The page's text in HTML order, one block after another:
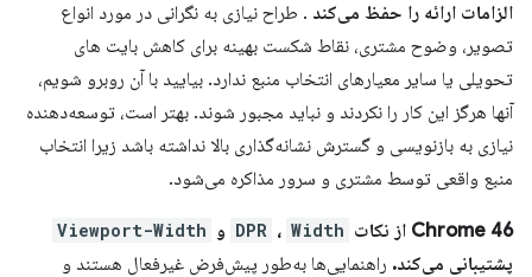
الزامات ارائه را حفظ می‌کند . طراح نیازی به نگرانی در مورد انواع
تصویر، وضوح مشتری، نقاط شکست بهینه برای کاهش بایت های
تحویلی یا سایر معیارهای انتخاب منبع ندارد. بیایید با آن روبرو شویم،
آنها هرگز این کار را نکردند و نباید مجبور شوند. بهتر است، توسعه‌دهنده
نیازی به بازنویسی و گسترش نشانه‌گذاری بالا نداشته باشد زیرا انتخاب
منبع واقعی توسط مشتری و سرور مذاکره می‌شود.
Chrome 46 از نکات DPR ، Width و Viewport-Width
پشتیبانی می‌کند. راهنمایی‌ها به‌طور پیش‌فرض غیرفعال هستند و